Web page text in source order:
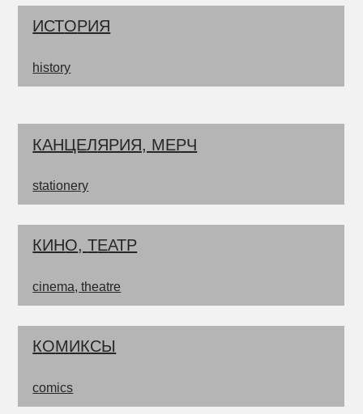
ИСТОРИЯ
history
КАНЦЕЛЯРИЯ, МЕРЧ
КИНО,ТЕАТР
КОМИКСЫ
stationery
cinema, theatre
comics